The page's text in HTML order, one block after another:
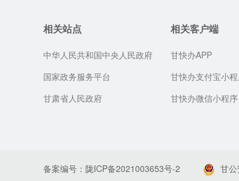
相关站点
中华人民共和国中央人民政府
国家政务服务平台
甘肃省人民政府
相关客户端
甘快办APP
甘快办支付宝小
甘快办微信小程序
备案编号：陇ICP备2021003653号-2 甘